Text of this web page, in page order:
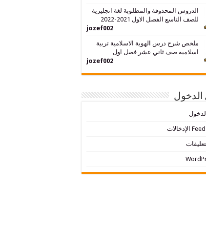
الدروس المحذوفة والمطلوبة لغة انجليزية
للصف التاسع الفصل الاول 2021-2022
jozef002
ملخص شرح درس الهوية الاسلامية تربية
اسلامية صف ثاني عشر فصل اول
jozef002